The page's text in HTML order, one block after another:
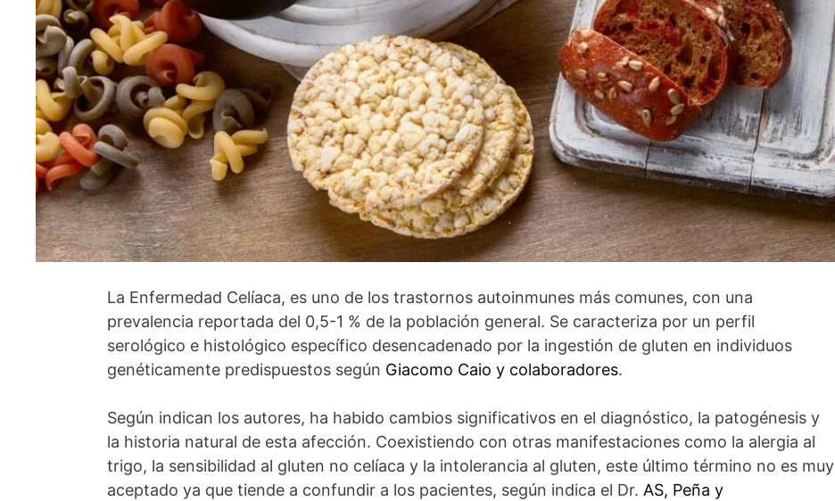
La Enfermedad Celíaca, es uno de los trastornos autoinmunes más comunes, con una
prevalencia reportada del 0,5-1 % de la población general. Se caracteriza por un perfil
serológico e histológico específico desencadenado por la ingestión de gluten en individuos
genéticamente predispuestos según Giacomo Caio y colaboradores.
Según indican los autores, ha habido cambios significativos en el diagnóstico, la patogénesis y
la historia natural de esta afección. Coexistiendo con otras manifestaciones como la alergia al
trigo, la sensibilidad al gluten no celíaca y la intolerancia al gluten, este último término no es muy
aceptado ya que tiende a confundir a los pacientes, según indica el Dr. AS, Peña y